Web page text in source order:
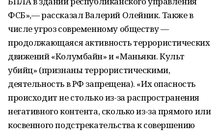
ФСБ»,— рассказал Валерий Олейник. Также в
числе угроз современному обществу —
продолжающаяся активность террористических
движений «Колумбайн» и «Маньяки. Культ
убийц» (признаны террористическими,
деятельность в РФ запрещена). «Их опасность
происходит не столько из-за распространения
негативного контента, сколько из-за прямого или
косвенного подстрекательства к совершению